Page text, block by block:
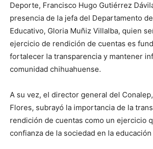
Deporte, Francisco Hugo Gutiérrez
presencia de la jefa del Departamento
Educativo, Gloria Muñiz Villalba, quien
ejercicio de rendición de cuentas es
fortalecer la transparencia y mantener
comunidad chihuahuense.
A su vez, el director general del
Flores, subrayó la importancia de la
rendición de cuentas como un ejercicio
confianza de la sociedad en la